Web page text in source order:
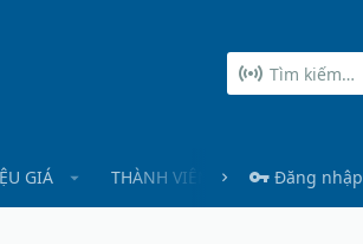
GIÁ THÀNH VIÊN Đăng nhập